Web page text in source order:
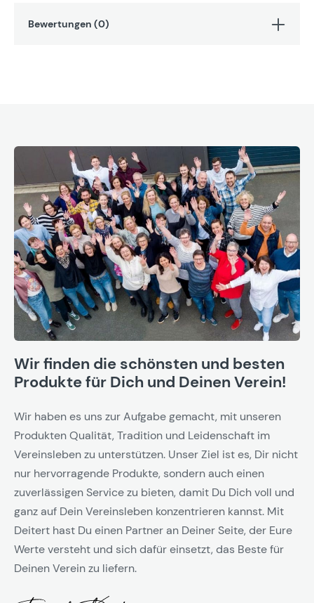
Bewertungen (0)
Wir finden die schönsten und besten
Produkte für Dich und Deinen Verein!
Wir haben es uns zur Aufgabe gemacht, mit unseren
Produkten Qualität, Tradition und Leidenschaft im
Vereinsleben zu unterstützen. Unser Ziel ist es, Dir nicht
nur hervorragende Produkte, sondern auch einen
zuverlässigen Service zu bieten, damit Du Dich voll und
ganz auf Dein Vereinsleben konzentrieren kannst. Mit
Deitert hast Du einen Partner an Deiner Seite, der Eure
Werte versteht und sich dafür einsetzt, das Beste für
Deinen Verein zu liefern.